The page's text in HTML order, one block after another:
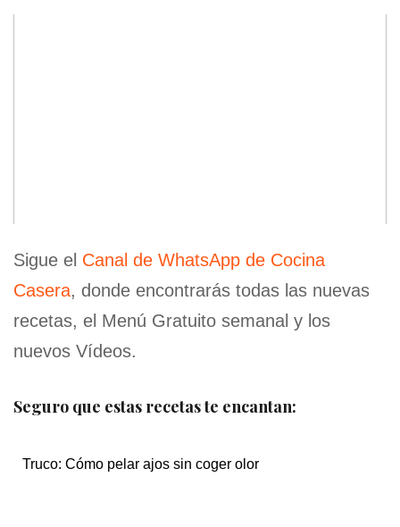
Sigue el Canal de WhatsApp de Cocina
Casera, donde encontrarás todas las nuevas
recetas, el Menú Gratuito semanal y los
nuevos Vídeos.
Seguro que estas recetas te encantan:
Truco: Cómo pelar ajos sin coger olor